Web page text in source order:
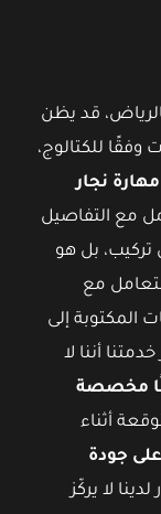
قد يظن
للكتالوج،
مهارة نجار
مع التفاصيل
تركيب، بل هو
مع
المكتوبة إلى
أننا لا
مخصصة
أثناء
جودة
لا يركّز